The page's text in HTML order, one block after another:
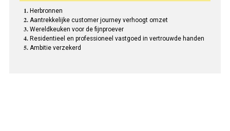
Herbronnen
Aantrekkelijke customer journey verhoogt omzet
Wereldkeuken voor de fijnproever
Residentieel en professioneel vastgoed in vertrouwde handen
Ambitie verzekerd